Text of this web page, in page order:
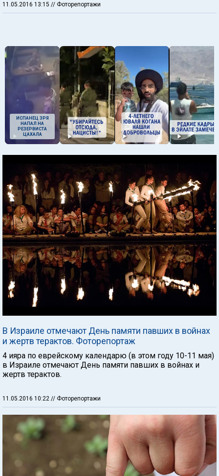
11.05.2016 13:15 // Фоторепортажи
ИСПАНЕЦ ЗРЯ
НАПАЛ НА
РЕЗЕРВИСТА
ЦАХАЛА
В Израиле отмечают День памяти павших в войнах
и жертв терактов. Фоторепортаж
4 ияра по еврейскому календарю (в этом году 10-11 мая)
в Израиле отмечают День памяти павших в войнах и
жертв терактов.
11.05.2016 10:22 // Фоторепортажи